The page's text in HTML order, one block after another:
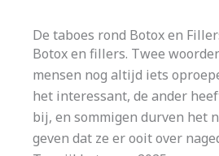
De taboes rond Botox en
Botox en fillers. Twee
mensen nog altijd iets
het interessant, de ander
bij, en sommigen durven het
geven dat ze er ooit over